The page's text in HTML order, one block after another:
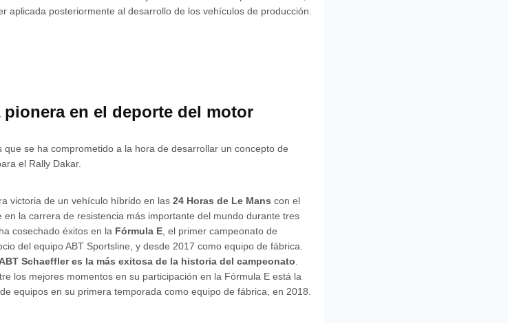
aplicada posteriormente al desarrollo de los vehículos de producción.
en el deporte del motor
se ha comprometido a la hora de desarrollar un concepto de
el Rally Dakar.
victoria de un vehículo híbrido en las 24 Horas de Le Mans con el
la carrera de resistencia más importante del mundo durante tres
cosechado éxitos en la Fórmula E , el primer campeonato de
del equipo ABT Sportsline, y desde 2017 como equipo de fábrica.
Schaeffler es la más exitosa de la historia del campeonato
los mejores momentos en su participación en la Fórmula E está la
equipos en su primera temporada como equipo de fábrica, en 2018.